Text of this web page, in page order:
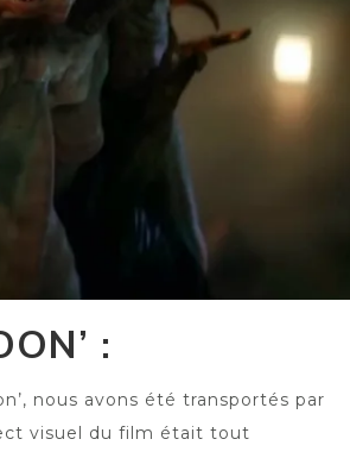
:
nous avons été transportés par
visuel du film était tout